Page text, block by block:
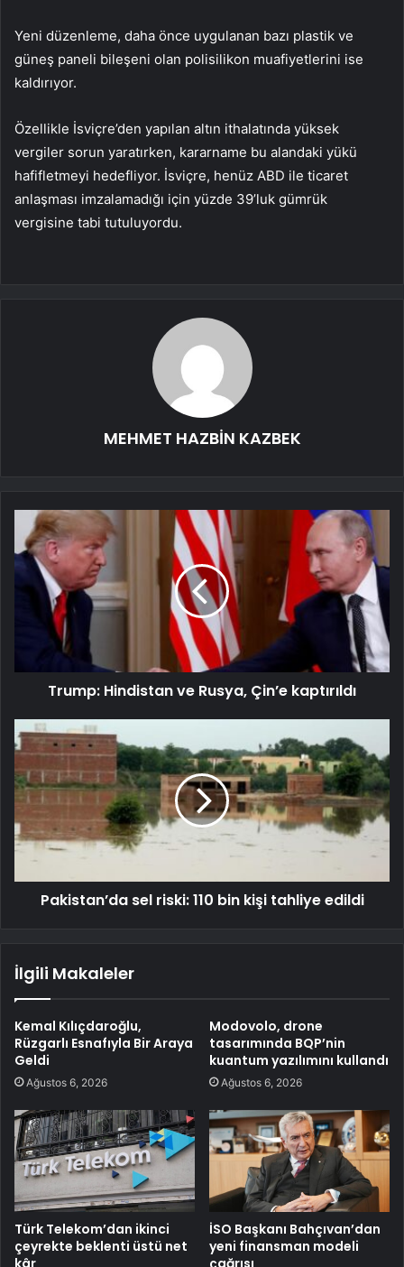
Yeni düzenleme, daha önce uygulanan bazı plastik ve
güneş paneli bileşeni olan polisilikon muafiyetlerini ise
kaldırıyor.
Özellikle İsviçre’den yapılan altın ithalatında yüksek
vergiler sorun yaratırken, kararname bu alandaki yükü
hafifletmeyi hedefliyor. İsviçre, henüz ABD ile ticaret
anlaşması imzalamadığı için yüzde 39’luk gümrük
vergisine tabi tutuluyordu.
MEHMET HAZBİN KAZBEK
Trump: Hindistan ve Rusya, Çin’e kaptırıldı
Pakistan’da sel riski: 110 bin kişi tahliye edildi
İlgili Makaleler
Kemal Kılıçdaroğlu,
Rüzgarlı Esnafıyla Bir Araya
Geldi
Ağustos 6, 2026
Modovolo, drone
tasarımında BQP’nin
kuantum yazılımını kullandı
Ağustos 6, 2026
Türk Telekom’dan ikinci
çeyrekte beklenti üstü net
kâr
İSO Başkanı Bahçıvan’dan
yeni finansman modeli
çağrısı